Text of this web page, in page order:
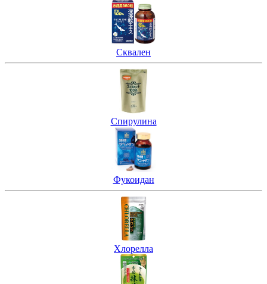
Сквален
Спирулина
Фукоидан
Хлорелла